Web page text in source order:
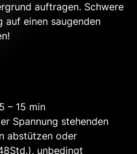
auftragen. Schwere
auf einen saugenden
– 15 min
Spannung stehenden
abstützen oder
unbedingt